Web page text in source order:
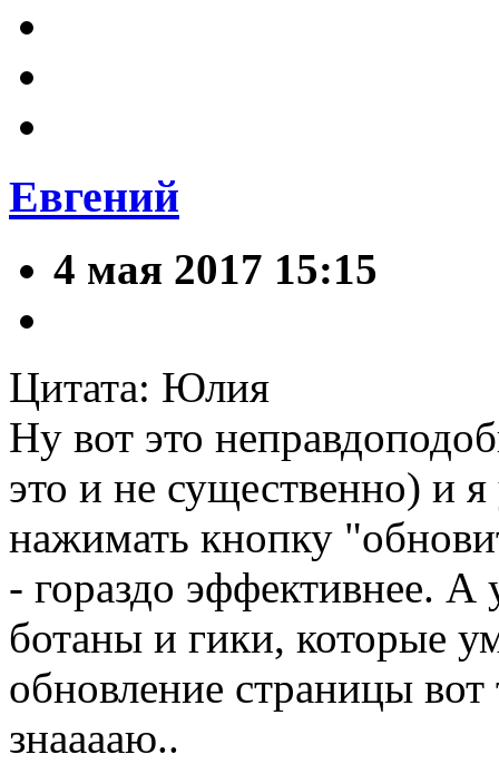
Евгений
4 мая 2017 15:15
Цитата: Юлия
Ну вот это
это и не существенно) и
нажимать кнопку
- гораздо эффективнее. А
ботаны и гики, которые
обновление страницы
знааааю..